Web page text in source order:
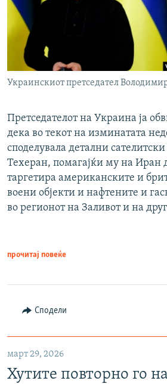
Украинскиот претседател
Претседателот на Украина ја
дека во текот на изминатата
споделувала детални
Техеран, помагајќи му на Иран
таргетира американските и
воени објекти и нафтените и
во регионот на Заливот и на
прочитај повеќе
Сподели
март 29, 2026
Хутите повторно го